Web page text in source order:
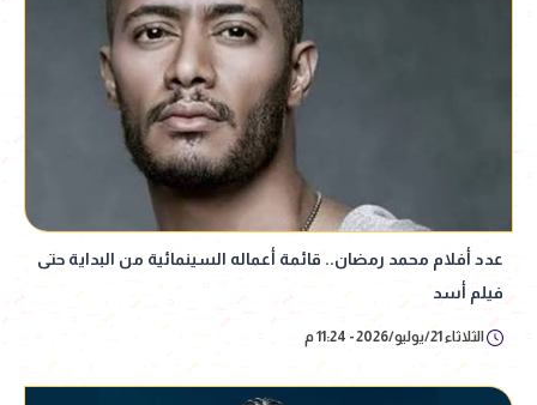
عدد أفلام محمد رمضان.. قائمة أعماله السينمائية من البداية حتى
فيلم أسد
الثلاثاء 21/يوليو/2026 - 11:24 م